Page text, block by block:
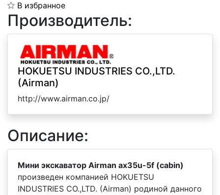
В избранное
Производитель:
HOKUETSU INDUSTRIES CO.,LTD.
(Airman)
http://www.airman.co.jp/
Описание:
Мини экскаватор Airman ax35u-5f (cabin)
произведен компанией HOKUETSU
INDUSTRIES CO.,LTD. (Airman) родиной данного